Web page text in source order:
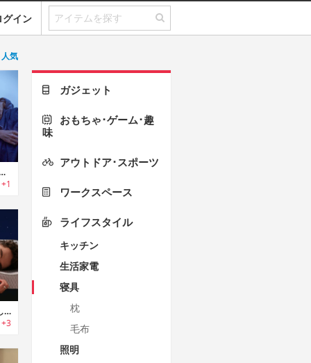
グイン
人気
深い眠りへ。AI搭載の快眠ピロー
+1
Careld｜いびきを軽減し、呼吸を改善するスマートピロー
+3
ガジェット
おもちゃ･ゲーム･趣
味
アウトドア･スポーツ
ワークスペース
ライフスタイル
キッチン
生活家電
寝具
枕
毛布
照明